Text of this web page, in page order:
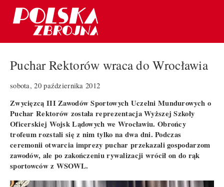
Puchar Rektorów wraca do Wrocławia
sobota, 20 października 2012
Zwycięzcą III Zawodów Sportowych Uczelni Mundurowych o
Puchar Rektorów została reprezentacja Wyższej Szkoły
Oficerskiej Wojsk Lądowych we Wrocławiu. Obrońcy
trofeum rozstali się z nim tylko na dwa dni. Podczas
ceremonii otwarcia imprezy puchar przekazali gospodarzom
zawodów, ale po zakończeniu rywalizacji wrócił on do rąk
sportowców z WSOWL.